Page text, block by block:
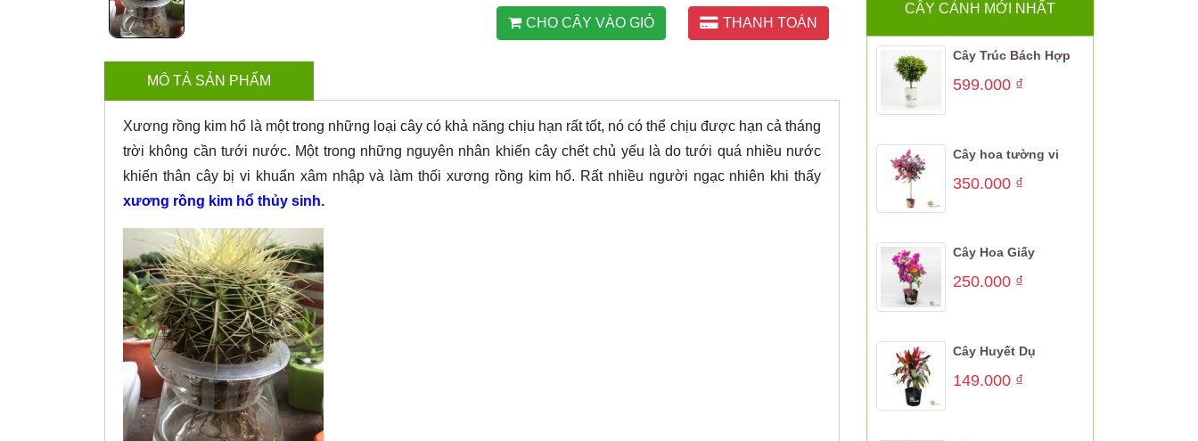
CHO CÂY VÀO GIỎ THANH TOÁN
MÔ TẢ SẢN PHẨM
Xương rồng kim hổ là một trong những loại cây có khả năng chịu hạn rất tốt, nó có thể chịu được hạn cả tháng
trời không cần tưới nước. Một trong những nguyên nhân khiến cây chết chủ yếu là do tưới quá nhiều nước
khiến thân cây bị vi khuẩn xâm nhập và làm thối xương rồng kim hổ. Rất nhiều người ngạc nhiên khi thấy
xương rồng kim hổ thủy sinh.
CÂY CẢNH MỚI NHẤT
Cây Trúc Bách Hợp
599.000 ₫
Cây hoa tường vi
350.000 ₫
Cây Hoa Giấy
250.000 ₫
Cây Huyết Dụ
149.000 ₫